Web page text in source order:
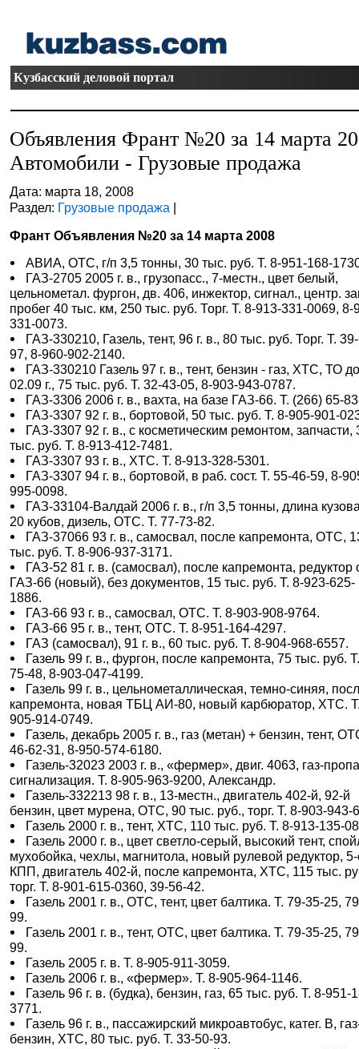
Кузбасский деловой портал
Объявления Франт №20 за 14 марта
Автомобили - Грузовые продажа
Дата: марта 18, 2008
Раздел: Грузовые продажа |
Франт Объявления №20 за 14 марта 2008
АВИА, ОТС, г/п 3,5 тонны, 30 тыс. руб. Т. 8-951-168-
ГАЗ-2705 2005 г. в., грузопасс., 7-местн., цвет белый,
цельнометал. фургон, дв. 406, инжектор, сигнал., центр.
пробег 40 тыс. км, 250 тыс. руб. Торг. Т. 8-913-331-0069, 8-
331-0073.
ГАЗ-330210, Газель, тент, 96 г. в., 80 тыс. руб. Торг. Т.
97, 8-960-902-2140.
ГАЗ-330210 Газель 97 г. в., тент, бензин - газ, ХТС, ТО
02.09 г., 75 тыс. руб. Т. 32-43-05, 8-903-943-0787.
ГАЗ-3306 2006 г. в., вахта, на базе ГАЗ-66. Т. (266) 65-
ГАЗ-3307 92 г. в., бортовой, 50 тыс. руб. Т. 8-905-901-
ГАЗ-3307 92 г. в., с косметическим ремонтом, запчасти,
тыс. руб. Т. 8-913-412-7481.
ГАЗ-3307 93 г. в., ХТС. Т. 8-913-328-5301.
ГАЗ-3307 94 г. в., бортовой, в раб. сост. Т. 55-46-59, 8-
995-0098.
ГАЗ-33104-Валдай 2006 г. в., г/п 3,5 тонны, длина
20 кубов, дизель, ОТС. Т. 77-73-82.
ГАЗ-37066 93 г. в., самосвал, после капремонта, ОТС,
тыс. руб. Т. 8-906-937-3171.
ГАЗ-52 81 г. в. (самосвал), после капремонта, редуктор
ГАЗ-66 (новый), без документов, 15 тыс. руб. Т. 8-923-625-
1886.
ГАЗ-66 93 г. в., самосвал, ОТС. Т. 8-903-908-9764.
ГАЗ-66 95 г. в., тент, ОТС. Т. 8-951-164-4297.
ГАЗ (самосвал), 91 г. в., 60 тыс. руб. Т. 8-904-968-6557.
Газель 99 г. в., фургон, после капремонта, 75 тыс. руб.
75-48, 8-903-047-4199.
Газель 99 г. в., цельнометаллическая, темно-синяя,
капремонта, новая ТБЦ АИ-80, новый карбюратор, ХТС.
905-914-0749.
Газель, декабрь 2005 г. в., газ (метан) + бензин, тент,
46-62-31, 8-950-574-6180.
Газель-32023 2003 г. в., «фермер», двиг. 4063, газ-
сигнализация. Т. 8-905-963-9200, Александр.
Газель-332213 98 г. в., 13-местн., двигатель 402-й, 92-й
бензин, цвет мурена, ОТС, 90 тыс. руб., торг. Т. 8-903-943-
Газель 2000 г. в., тент, ХТС, 110 тыс. руб. Т. 8-913-135-
Газель 2000 г. в., цвет светло-серый, высокий тент,
мухобойка, чехлы, магнитола, новый рулевой редуктор, 5-
КПП, двигатель 402-й, после капремонта, ХТС, 115 тыс.
торг. Т. 8-901-615-0360, 39-56-42.
Газель 2001 г. в., ОТС, тент, цвет балтика. Т. 79-35-25,
99.
Газель 2001 г. в., тент, ОТС, цвет балтика. Т. 79-35-25,
99.
Газель 2005 г. в. Т. 8-905-911-3059.
Газель 2006 г. в., «фермер». Т. 8-905-964-1146.
Газель 96 г. в. (будка), бензин, газ, 65 тыс. руб. Т. 8-951-
3771.
Газель 96 г. в., пассажирский микроавтобус, катег. В,
бензин, ХТС, 80 тыс. руб. Т. 33-50-93.